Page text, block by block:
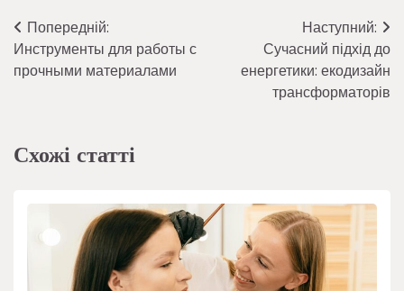
Навігація
записів
Попередній:
Инструменты для работы с
прочными материалами
Наступний:
Сучасний підхід до
енергетики: екодизайн
трансформаторів
Схожі статті